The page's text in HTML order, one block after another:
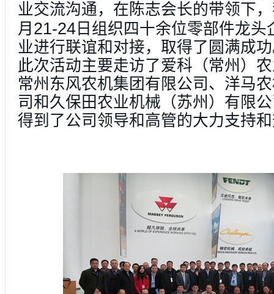
业交流沟通，在陈志会长的带领下
月 21-24日组织四十余位零部件龙头
业进行联谊和对接，取得了圆满成
此次活动主要走访了爱科（常州）
常州东风农机集团有限公司、洋马
司和久保田农业机械（苏州）有限
得到了公司领导和高管的大力支持